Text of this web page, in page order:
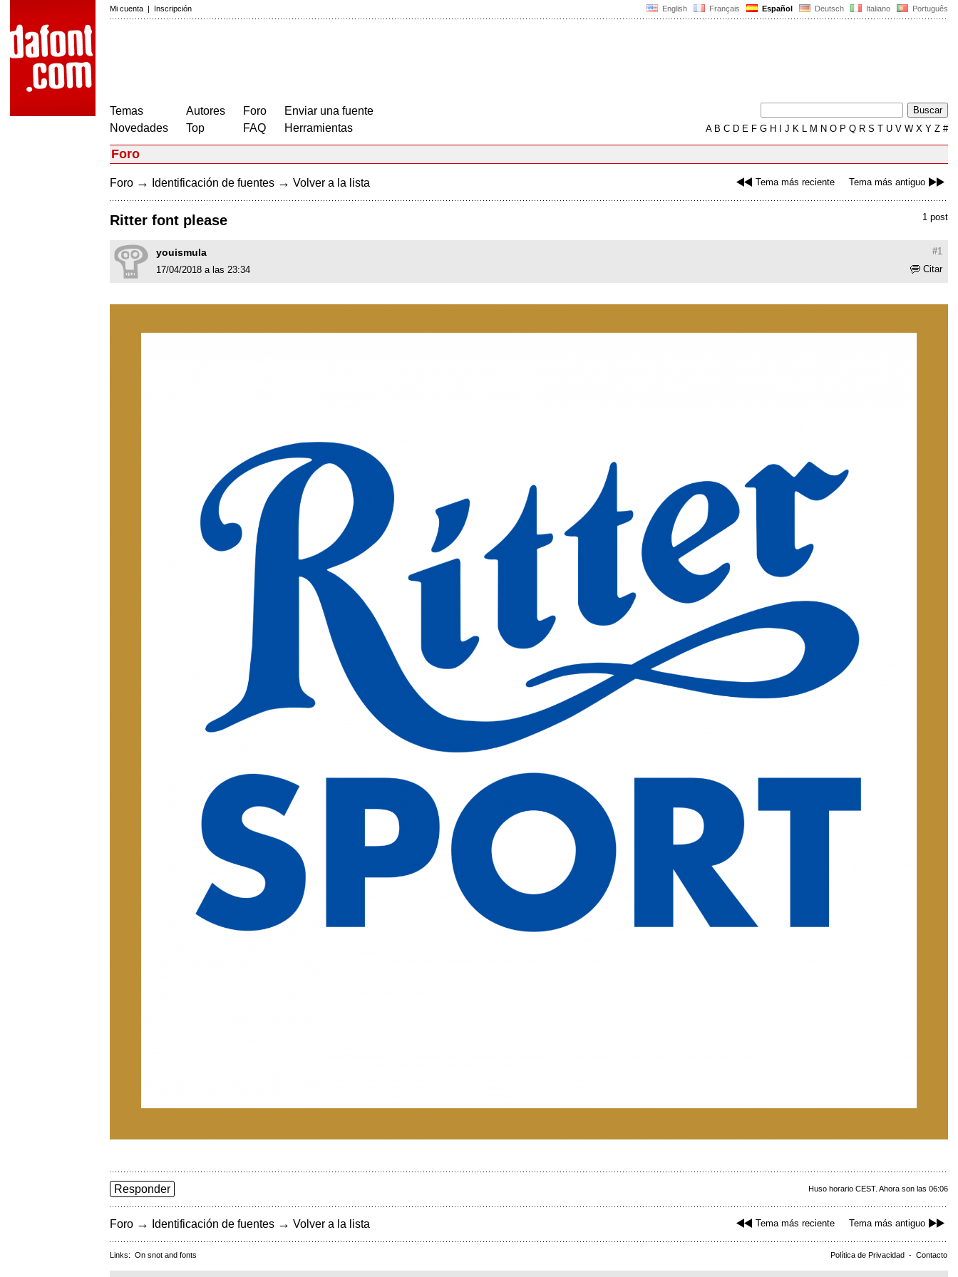
English Français Español Deutsch Italiano Português
Mi cuenta | Inscripción
Temas
Novedades
Autores
Top
Foro
FAQ
Enviar una fuente
Herramientas
AB C D E F G H J K L M N O P Q R S T U V W X Y Z #
Foro
Tema más reciente Tema más antiguo
Foro → Identificación de fuentes → Volver a la lista
1 post
Ritter font please
#1
youismula
Citar
17/04/2018 a las 23:34
Huso horario CEST. Ahora son las 06:06
Responder
Tema más reciente Tema más antiguo
Foro → Identificación de fuentes → Volver a la lista
Política de Privacidad - Contacto
Links: On snot and fonts